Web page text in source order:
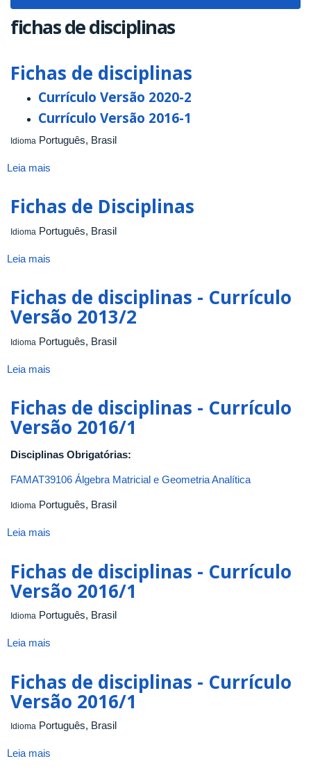
fichas de disciplinas
Fichas de disciplinas
Currículo Versão 2020-2
Currículo Versão 2016-1
Idioma Português, Brasil
Leia mais
disciplinas
Fichas de Disciplinas
Idioma Português, Brasil
Leia mais
Disciplinas
Fichas de disciplinas - Currículo
Versão 2013/2
Idioma Português, Brasil
Leia mais
disciplinas
-
Versão
2013/2
Fichas de disciplinas - Currículo
Versão 2016/1
Disciplinas Obrigatórias:
FAMAT39106 Álgebra Matricial e Geometria Analítica
Idioma Português, Brasil
Leia mais
disciplinas
-
Versão
Fichas de disciplinas - Currículo
Versão 2016/1
Idioma Português, Brasil
Leia mais
disciplinas
-
Versão
Fichas de disciplinas - Currículo
Versão 2016/1
Idioma Português, Brasil
Leia mais